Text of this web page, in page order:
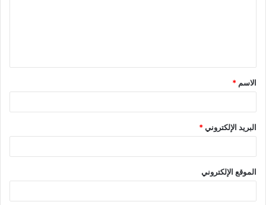
ق
*
الاسم *
البريد الإلكتروني*
الموقع الإلكتروني